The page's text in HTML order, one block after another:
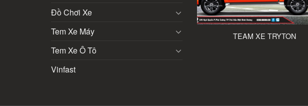
Đồ Chơi Xe
Tem Xe Máy
Tem Xe Ô Tô
Vinfast
TEAM XE TRYTON